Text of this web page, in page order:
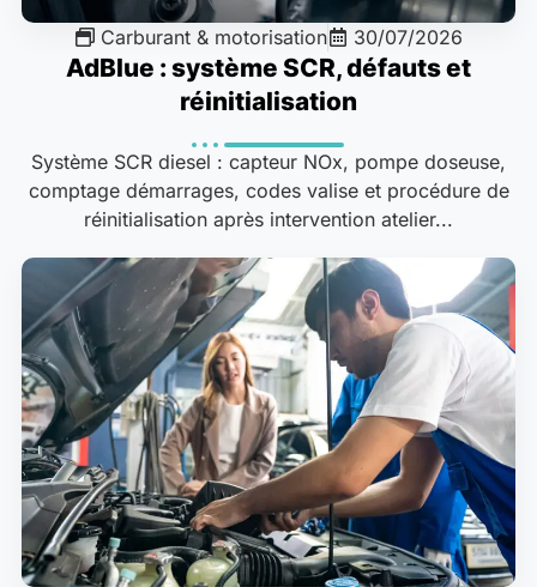
Carburant & motorisation 30/07/2026
AdBlue : système SCR, défauts et
réinitialisation
Système SCR diesel : capteur NOx, pompe doseuse,
comptage démarrages, codes valise et procédure de
réinitialisation après intervention atelier...